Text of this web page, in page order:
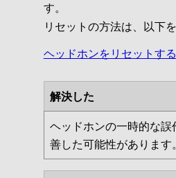
す。
リセットの方法は、以下
ヘッドホンをリセットす
解決した
ヘッドホンの一時的な
善した可能性があります。